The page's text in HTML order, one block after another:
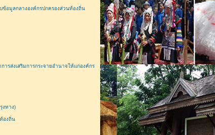
อมูลกลางองค์กรปกครองส่วนท้องถิ่น
รส่งเสริมการกระจายอำนาจให้แก่องค์กร
งทาง)
องถิ่น